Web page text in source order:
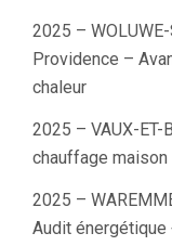
2025 –
Providence –
chaleur
2025 – VAUX-ET-
chauffage maison
2025 –
Audit énergétique